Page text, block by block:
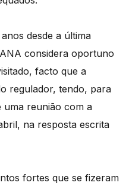
desde a última
considera oportuno
facto que a
regulador, tendo, para
reunião com a
na resposta escrita
fortes que se fizeram